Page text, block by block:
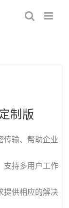
制版
传输、帮助企业
支持多用户工作
提供相应的解决